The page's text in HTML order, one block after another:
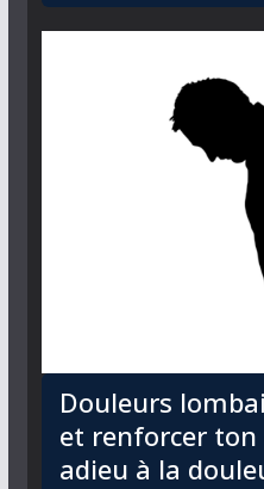
Douleurs
et renforcer
adieu à la